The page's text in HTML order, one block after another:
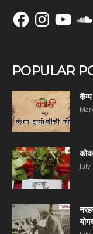
FacebookInstagramYouTube
POPULAR
कॅम्प
July